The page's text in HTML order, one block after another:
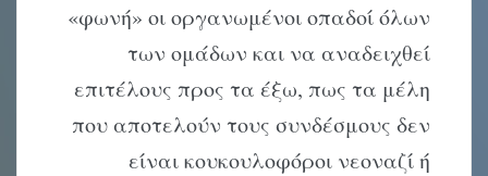
«φωνή» οι οργανωμένοι οπαδοί όλων
των ομάδων και να αναδειχθεί
επιτέλους προς τα έξω, πως τα μέλη
που αποτελούν τους συνδέσμους δεν
είναι κουκουλοφόροι νεοναζί ή